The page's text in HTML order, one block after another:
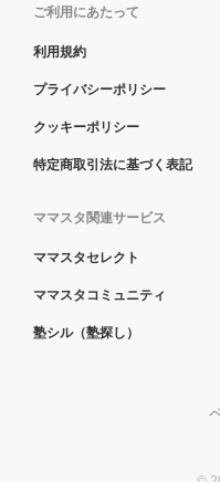
ご利用にあたって
利用規約
プライバシーポリシー
クッキーポリシー
特定商取引法に基づく表記
ママスタ関連サービス
ママスタセレクト
ママスタコミュニティ
塾シル（塾探し）